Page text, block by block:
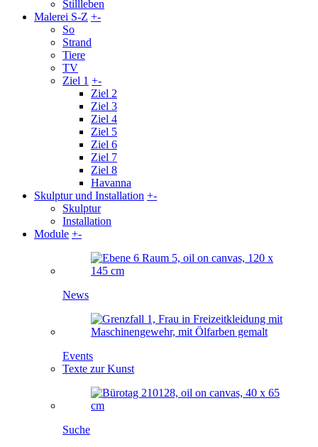
Stillleben
Malerei S-Z +-
So
Strand
Tiere
TV
Ziel 1 +-
Ziel 2
Ziel 3
Ziel 4
Ziel 5
Ziel 6
Ziel 7
Ziel 8
Havanna
Skulptur und Installation +-
Skulptur
Installation
Module +-
News
Events
Texte zur Kunst
Suche